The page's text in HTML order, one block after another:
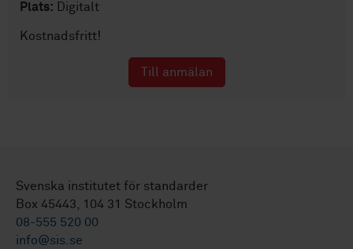
Plats: Digitalt
Kostnadsfritt!
Till anmälan
Svenska institutet för standarder
Box 45443, 104 31 Stockholm
08-555 520 00
info@sis.se